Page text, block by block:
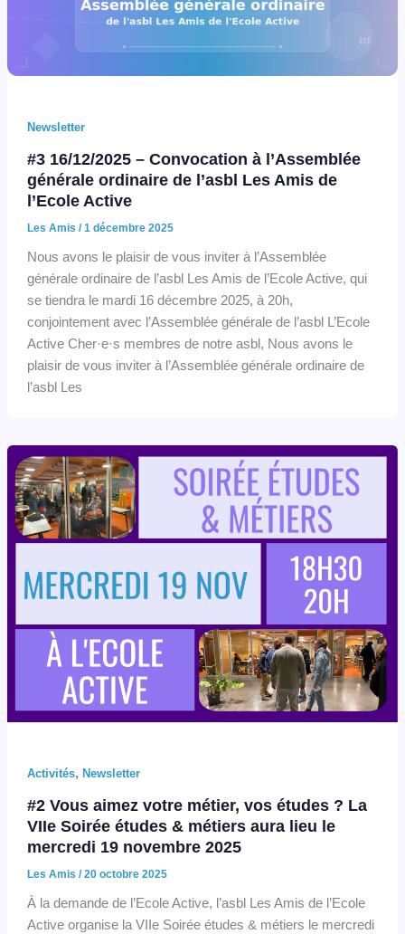
Newsletter
#3 16/12/2025 – Convocation à l’Assemblée
générale ordinaire de l’asbl Les Amis de
l’Ecole Active
Les Amis /1 décembre 2025
Nous avons le plaisir de vous inviter à l’Assemblée
générale ordinaire de l’asbl Les Amis de l’Ecole Active, qui
se tiendra le mardi 16 décembre 2025, à 20h,
conjointement avec l’Assemblée générale de l’asbl L’Ecole
Active Cher·e·s membres de notre asbl, Nous avons le
plaisir de vous inviter à l’Assemblée générale ordinaire de
l’asbl Les
Activités, Newsletter
#2 Vous aimez votre métier, vos études ? La
VIIe Soirée études & métiers aura lieu le
mercredi 19 novembre 2025
Les Amis /20 octobre 2025
À la demande de l’Ecole Active, l’asbl Les Amis de l’Ecole
Active organise la VIIe Soirée études & métiers le mercredi